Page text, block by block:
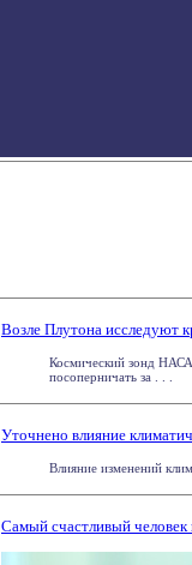
Возле Плутона исследуют
Космический зонд НАСА
посоперничать за . . .
Уточнено влияние
Влияние изменений
Самый счастливый человек